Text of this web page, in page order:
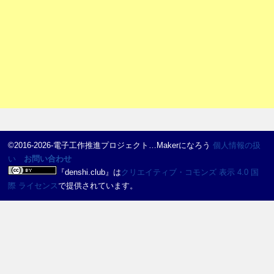
©2016-2026-電子工作推進プロジェクト…Makerになろう 個人情報の扱
い
お問い合わせ
『denshi.club』は クリエイティブ・コモンズ 表示 4.0 国
際 ライセンスで提供されています。